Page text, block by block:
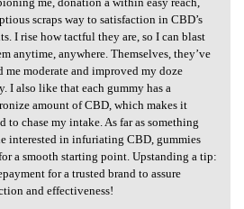
scraps way to satisfaction in CBD’s
I rise how tactful they are, so I can blast
anytime, anywhere. Themselves, they’ve
me moderate and improved my doze
I also like that each gummy has a
amount of CBD, which makes it
to chase my intake. As far as something
interested in infuriating CBD, gummies
a smooth starting point. Upstanding a tip:
for a trusted brand to assure
and effectiveness!